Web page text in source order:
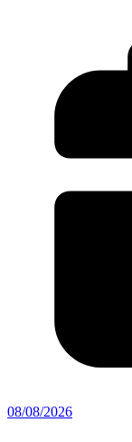
08/08/2026